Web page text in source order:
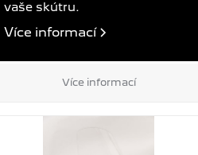
vaše skútru.
Více informací
2 590 Kč
Více informací